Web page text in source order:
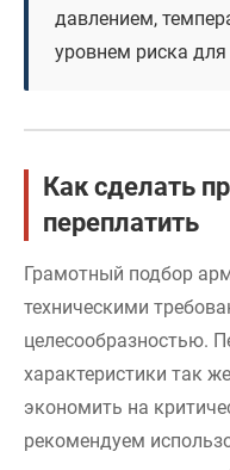
давлением,
уровнем риска для
Как сделать
переплатить
Грамотный подбор
техническими
целесообразностью.
характеристики так
экономить на
рекомендуем